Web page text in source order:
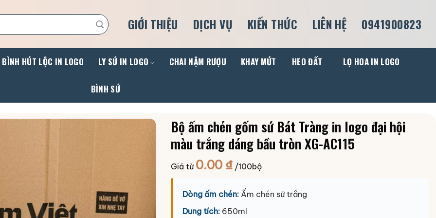
GIỚI THIỆU DỊCH VỤ KIẾN THỨC LIÊN HỆ 0941900823
BÌNH HÚT LỘC IN LOGO LY SỨ IN LOGO CHAI NẬM RƯỢU KHAY MỨT HEO ĐẤT LỌ HOA IN LOGO
BÌNH SỨ
Bộ ấm chén gốm sứ Bát Tràng in logo đại hội
màu trắng dáng bầu tròn XG-AC115
Giá từ 0.00 ₫ /100bộ
Dòng ấm chén: Ấm chén sứ trắng
Dung tích: 650ml